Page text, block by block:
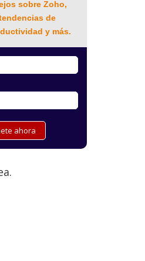
sobre Zoho,
de
y más.